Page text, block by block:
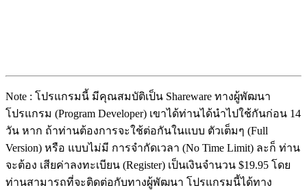
Note : โปรแกรมนี้ มีคุณสมบัติเป็น Shareware ทางผู้พัฒนา
โปรแกรม (Program Developer) เขาได้ท่านได้นำไปใช้กันก่อน 14
วัน หาก ถ้าท่านต้องการจะใช้ต่อกันในแบบ ตัวเต็มๆ (Full
Version) หรือ แบบไม่มี การจำกัดเวลา (No Time Limit) ละก็ ท่าน
จะต้อง เสียค่าลงทะเบียน (Register) เป็นเงินจำนวน $19.95 โดย
ท่านสามารถที่จะติดต่อกับทางผู้พัฒนา โปรแกรมนี้ได้ทาง